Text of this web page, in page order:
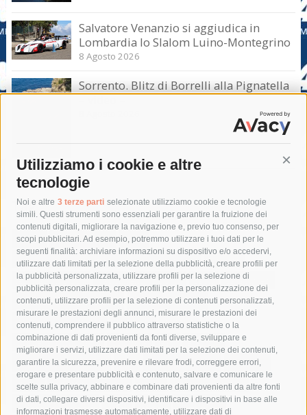
Utilizziamo i cookie e altre
tecnologie
Noi e altre 3 terze parti selezionate utilizziamo cookie e tecnologie
simili. Questi strumenti sono essenziali per garantire la fruizione dei
contenuti digitali, migliorare la navigazione e, previo tuo consenso, per
scopi pubblicitari. Ad esempio, potremmo utilizzare i tuoi dati per le
seguenti finalità: archiviare informazioni su dispositivo e/o accedervi,
utilizzare dati limitati per la selezione della pubblicità, creare profili per
la pubblicità personalizzata, utilizzare profili per la selezione di
pubblicità personalizzata, creare profili per la personalizzazione dei
contenuti, utilizzare profili per la selezione di contenuti personalizzati,
misurare le prestazioni degli annunci, misurare le prestazioni dei
contenuti, comprendere il pubblico attraverso statistiche o la
combinazione di dati provenienti da fonti diverse, sviluppare e
migliorare i servizi, utilizzare dati limitati per la selezione dei contenuti,
garantire la sicurezza, prevenire e rilevare frodi, correggere errori,
erogare e presentare pubblicità e contenuto, salvare e comunicare le
scelte sulla privacy, abbinare e combinare dati provenienti da altre fonti
di dati, collegare diversi dispositivi, identificare i dispositivi in base alle
informazioni trasmesse automaticamente, utilizzare dati di
Salvatore Venanzio si aggiudica in
Lombardia lo Slalom Luino-Montegrino
8 Agosto 2026
Sorrento. Blitz di Borrelli alla Pignatella
– video –
Tag
acqua allerta meteo
anas
area marina protetta di punta campanella
arresto
Asl Napoli 3 sud
capitaneria di porto capri
carabinieri
castellammare di stabia
circumvesuviana
comune di sorrento
concerto
contagi
costiera amalfitana
covid-19 eav
elezioni
fondazione sorrento
gori guardia costiera
incidente
lavori
lorenzo balducelli mare
massa lubrense
massimo coppola
Meta napoli ordinanza